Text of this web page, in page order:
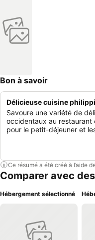
Bon à savoir
Délicieuse cuisine
Savoure une variété de
occidentaux au
pour le petit-déjeuner et
Ce résumé a été créé à l’aide
Comparer avec
Hébergement sélectionné